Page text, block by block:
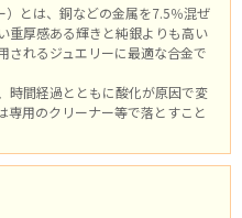
とは、銅などの金属を7.5％混ぜ
重厚感ある輝きと純銀よりも高い
されるジュエリーに最適な合金で
時間経過とともに酸化が原因で変
専用のクリーナー等で落とすこと